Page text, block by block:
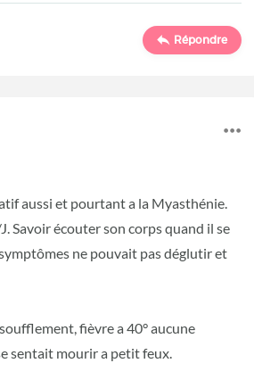
Répondre
aussi et pourtant a la Myasthénie.
Savoir écouter son corps quand il se
ne pouvait pas déglutir et
fièvre a 40° aucune
sentait mourir a petit feux.